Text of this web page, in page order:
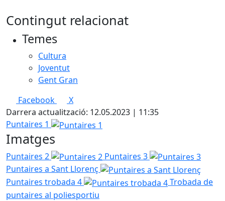
Contingut relacionat
Temes
Cultura
Joventut
Gent Gran
Facebook
X
Darrera actualització: 12.05.2023 | 11:35
Puntaires 1
Imatges
Puntaires 2
Puntaires 3
Puntaires a Sant Llorenç
Puntaires trobada 4
Trobada de
puntaires al poliesportiu